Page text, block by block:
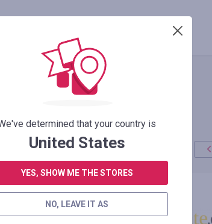
UNA RESEÑA
oferta
+100%
determined that your country is
United States
YES, SHOW ME THE STORES
NO, LEAVE IT AS